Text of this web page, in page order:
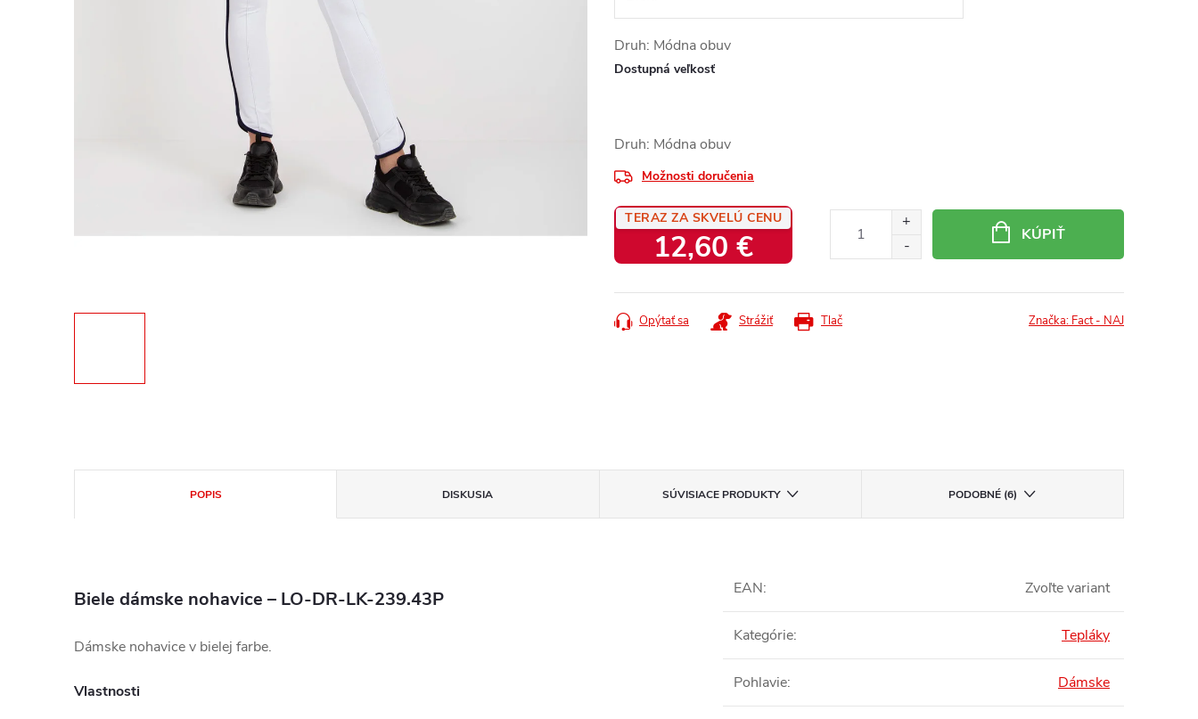
Druh: Módna obuv
Dostupná veľkosť
Druh: Módna obuv
Možnosti doručenia
TERAZ ZA SKVELÚ CENU
12,60 €
cena:
KÚPIŤ
Tlač
Opýtať sa Strážiť Značka: Fact - NAJ
POPIS DISKUSIA SÚVISIACE PRODUKTY PODOBNÉ (6)
Biele dámske nohavice – LO-DR-LK-239.43P
Dámske nohavice v bielej farbe.
Vlastnosti
EAN: Zvoľte variant
Kategórie: Tepláky
Pohlavie: Dámske